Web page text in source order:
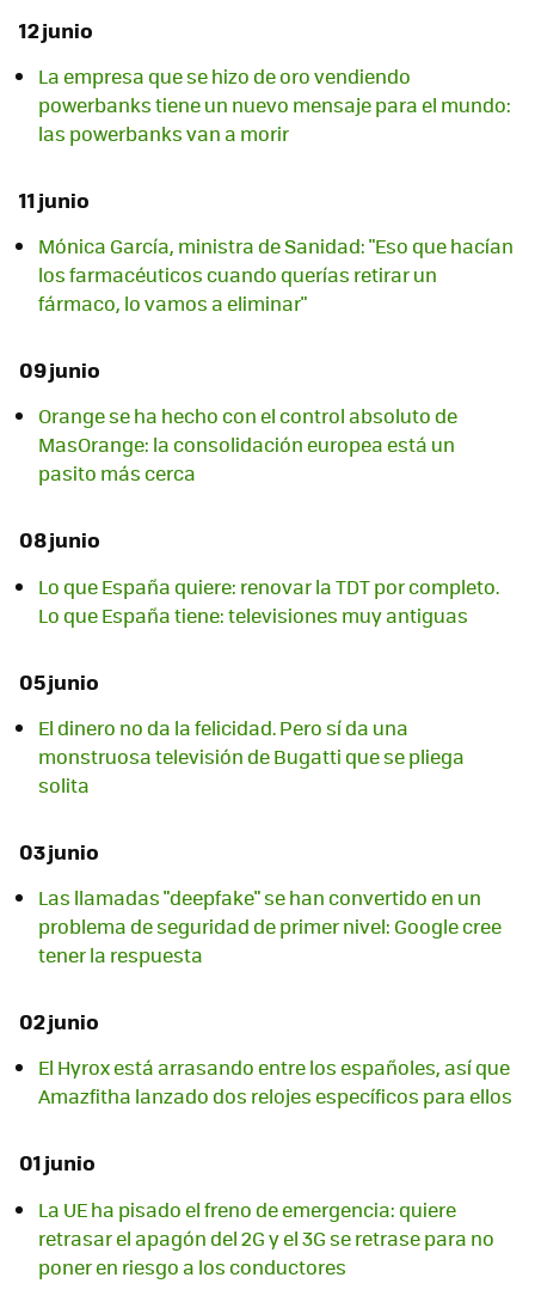
12 junio
La empresa que se hizo de oro vendiendo
powerbanks tiene un nuevo mensaje para el mundo:
las powerbanks van a morir
11 junio
Mónica García, ministra de Sanidad: "Eso que hacían
los farmacéuticos cuando querías retirar un
fármaco, lo vamos a eliminar"
09 junio
Orange se ha hecho con el control absoluto de
MasOrange: la consolidación europea está un
pasito más cerca
08 junio
Lo que España quiere: renovar la TDT por completo.
Lo que España tiene: televisiones muy antiguas
05 junio
El dinero no da la felicidad. Pero sí da una
monstruosa televisión de Bugatti que se pliega
solita
03 junio
Las llamadas "deepfake" se han convertido en un
problema de seguridad de primer nivel: Google cree
tener la respuesta
02 junio
El Hyrox está arrasando entre los españoles, así que
Amazfitha lanzado dos relojes específicos para ellos
01 junio
La UE ha pisado el freno de emergencia: quiere
retrasar el apagón del 2G y el 3G se retrase para no
poner en riesgo a los conductores